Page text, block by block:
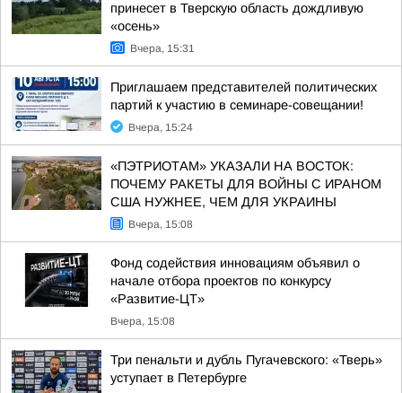
принесет в Тверскую область дождливую
«осень»
Вчера, 15:31
Приглашаем представителей политических
партий к участию в семинаре-совещании!
Вчера, 15:24
«ПЭТРИОТАМ» УКАЗАЛИ НА ВОСТОК:
ПОЧЕМУ РАКЕТЫ ДЛЯ ВОЙНЫ С ИРАНОМ
США НУЖНЕЕ, ЧЕМ ДЛЯ УКРАИНЫ
Вчера, 15:08
Фонд содействия инновациям объявил о
начале отбора проектов по конкурсу
«Развитие-ЦТ»
Вчера, 15:08
Три пенальти и дубль Пугачевского: «Тверь»
уступает в Петербурге